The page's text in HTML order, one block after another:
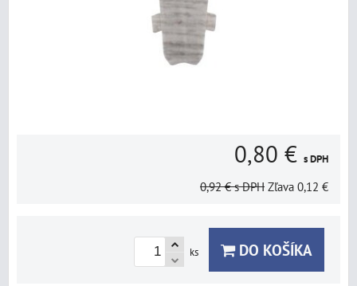
0,80 € s DPH
0,92 € s DPH Zľava 0,12 €
ks DO KOŠÍKA